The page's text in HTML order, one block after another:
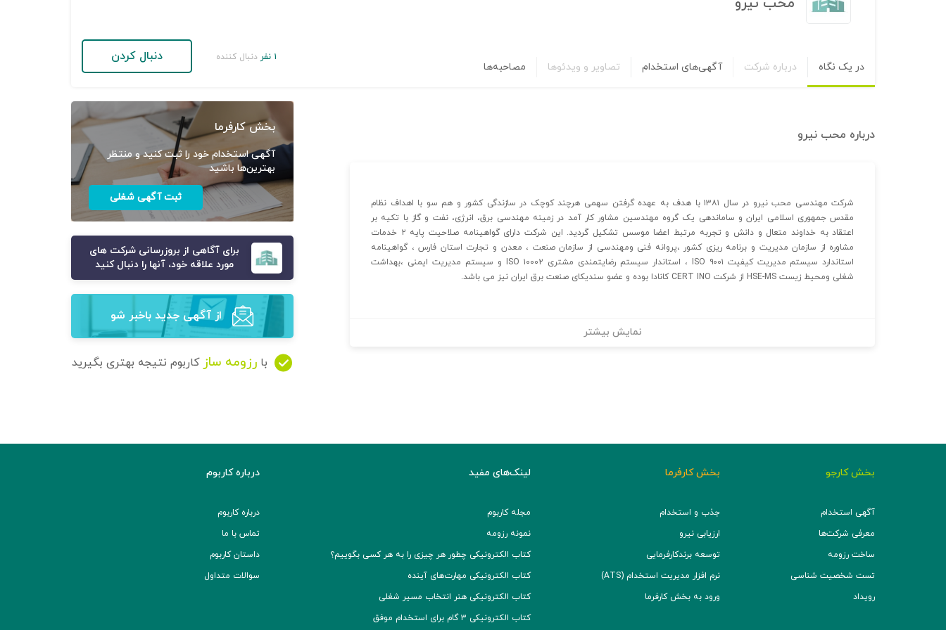
در یک نگاه درباره شرکت آگهی‌های استخدام تصاویر و ویدئوها مصاحبه‌ها
۱ نفر دنبال کننده دنبال کردن
درباره محب نیرو
شرکت مهندسی محب نیرو در سال ۱۳۸۱ با هدف به عهده گرفتن سهمی هرچند کوچک در سازندگی کشور و هم سو با اهداف نظام
مقدس جمهوری اسلامی ایران و ساماندهی یک گروه مهندسین مشاور کار آمد در زمینه مهندسی برق، انرژی، نفت و گاز با تکیه بر
اعتقاد به خداوند متعال و دانش و تجربه مرتبط اعضا موسس تشکیل گردید. این شرکت دارای گواهینامه صلاحیت پایه ۲ خدمات
مشاوره از سازمان مدیریت و برنامه ریزی کشور ،پروانه فنی ومهندسی از سازمان صنعت ، معدن و تجارت استان فارس ، گواهینامه
استاندارد سیستم مدیریت کیفیت ISO ۹۰۰۱ ، استاندار سیستم رضایتمندی مشتری ISO ۱۰۰۰۲ و سیستم مدیریت ایمنی ،بهداشت
شغلی ومحیط زیست HSE-MS از شرکت CERT INO کانادا بوده و عضو سندیکای صنعت برق ایران نیز می باشد.
نمایش بیشتر
بخش کارفرما
آگهی استخدام خود را ثبت کنید و منتظر
بهترین‌ها باشید
ثبت آگهی شغلی
برای آگاهی از بروزرسانی شرکت های
مورد علاقه خود، آنها را دنبال کنید
از آگهی‌ جدید باخبر شو
با رزومه ساز کاربوم نتیجه بهتری بگیرید
بخش کارجو
آگهی استخدام
معرفی شرکت‌ها
ساخت رزومه
تست شخصیت شناسی
رویداد
بخش کارفرما
جذب و استخدام
ارزیابی نیرو
توسعه برند‌کارفرمایی
نرم افزار مدیریت استخدام (ATS)
ورود به بخش کارفرما
لینک‌های مفید
مجله کاربوم
نمونه رزومه
کتاب الکترونیکی چطور هر چیزی را به هر کسی بگوییم؟
کتاب الکترونیکی مهارت‌های آینده
کتاب الکترونیکی هنر انتخاب مسیر شغلی
کتاب الکترونیکی ۳ گام برای استخدام موفق
درباره کاربوم
درباره کاربوم
تماس با ما
داستان کاربوم
سوالات متداول